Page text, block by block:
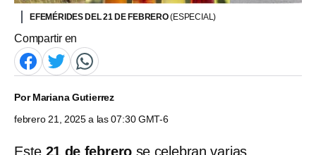
EFEMÉRIDES DEL 21 DE FEBRERO(ESPECIAL)
Compartir en
PorMariana Gutierrez
febrero 21, 2025 a las 07:30 GMT-6
Este 21 de febrero se celebran varias